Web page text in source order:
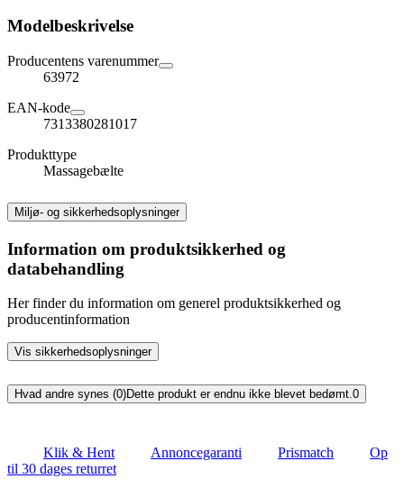
Modelbeskrivelse
Producentens varenummer
63972
EAN-kode
7313380281017
Produkttype
Massagebælte
Miljø- og sikkerhedsoplysninger
Information om produktsikkerhed og
databehandling
Her finder du information om generel produktsikkerhed og
producentinformation
Vis sikkerhedsoplysninger
Hvad andre synes (0)Dette produkt er endnu ikke blevet bedømt.0
Klik & Hent Annoncegaranti Prismatch
Op
til 30 dages returret